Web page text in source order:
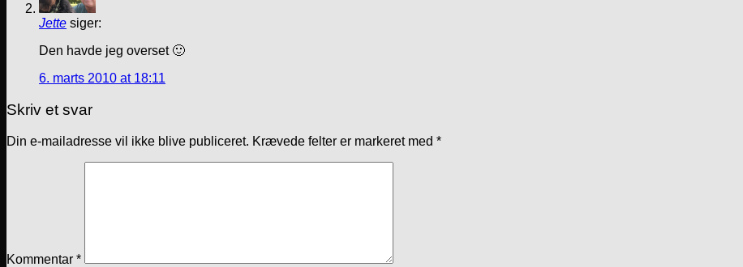
Jette siger:
Den havde jeg overset 🙂
6. marts 2010 at 18:11
Skriv et svar
Din e-mailadresse vil ikke blive publiceret. Krævede felter er markeret med *
Kommentar *